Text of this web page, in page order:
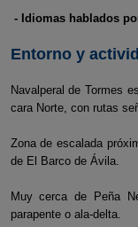
- Idiomas hablados
Entorno y
Navalperal de Tormes
cara Norte, con rutas
Zona de escalada
de El Barco de Ávila.
Muy cerca de Peña
parapente o ala-delta.